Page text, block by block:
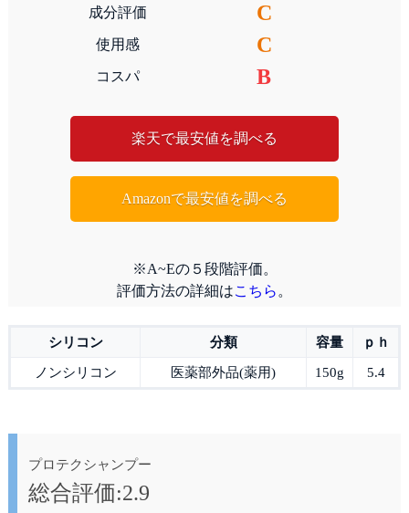
成分評価
使用感
コスパ
C
C
B
楽天で最安値を調べる
Amazonで最安値を調べる
※A~Eの５段階評価。
評価方法の詳細はこちら 。
シリコン 分類 容量 ｐｈ
ノンシリコン 医薬部外品(薬用) 150g 5.4
プロテクシャンプー
総合評価:2.9